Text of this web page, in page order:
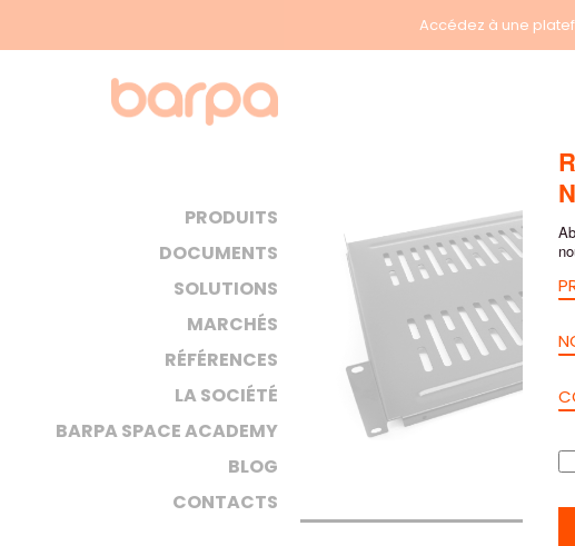
Accédez à une
PRODUITS
DOCUMENTS
SOLUTIONS
MARCHÉS
RÉFÉRENCES
LA SOCIÉTÉ
BARPA SPACE ACADEMY
BLOG
CONTACTS